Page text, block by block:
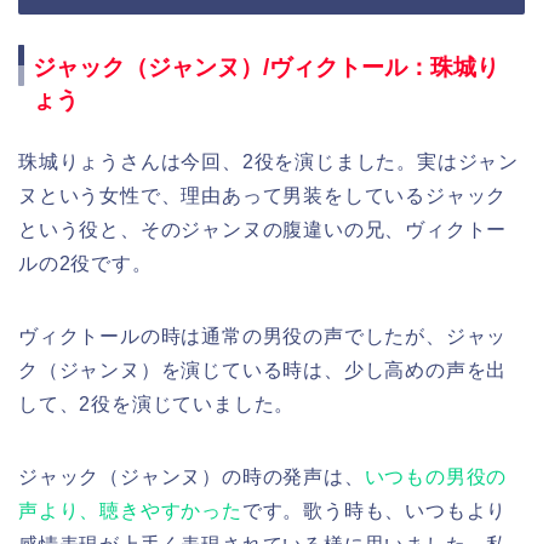
ジャック（ジャンヌ）/ヴィクトール：珠城り
ょう
珠城りょうさんは今回、2役を演じました。実はジャン
ヌという女性で、理由あって男装をしているジャック
という役と、そのジャンヌの腹違いの兄、ヴィクトー
ルの2役です。
ヴィクトールの時は通常の男役の声でしたが、ジャッ
ク（ジャンヌ）を演じている時は、少し高めの声を出
して、2役を演じていました。
ジャック（ジャンヌ）の時の発声は、 いつもの男役の
声より、聴きやすかった です。歌う時も、いつもより